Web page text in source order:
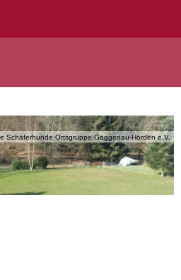
Schäferhunde Ortsgruppe Gaggenau-Hörden e.V.